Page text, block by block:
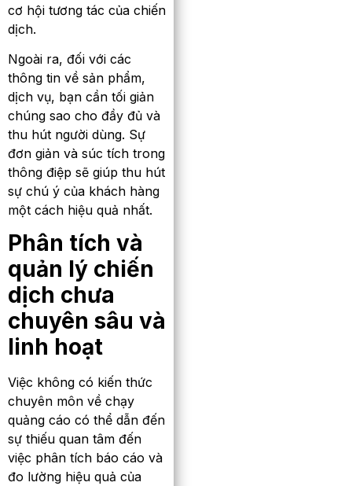
cơ hội tương tác của chiến
dịch.
Ngoài ra, đối với các
thông tin về sản phẩm,
dịch vụ, bạn cần tối giản
chúng sao cho đầy đủ và
thu hút người dùng. Sự
đơn giản và súc tích trong
thông điệp sẽ giúp thu hút
sự chú ý của khách hàng
một cách hiệu quả nhất.
Phân tích và
quản lý chiến
dịch chưa
chuyên sâu và
linh hoạt
Việc không có kiến thức
chuyên môn về chạy
quảng cáo có thể dẫn đến
sự thiếu quan tâm đến
việc phân tích báo cáo và
đo lường hiệu quả của